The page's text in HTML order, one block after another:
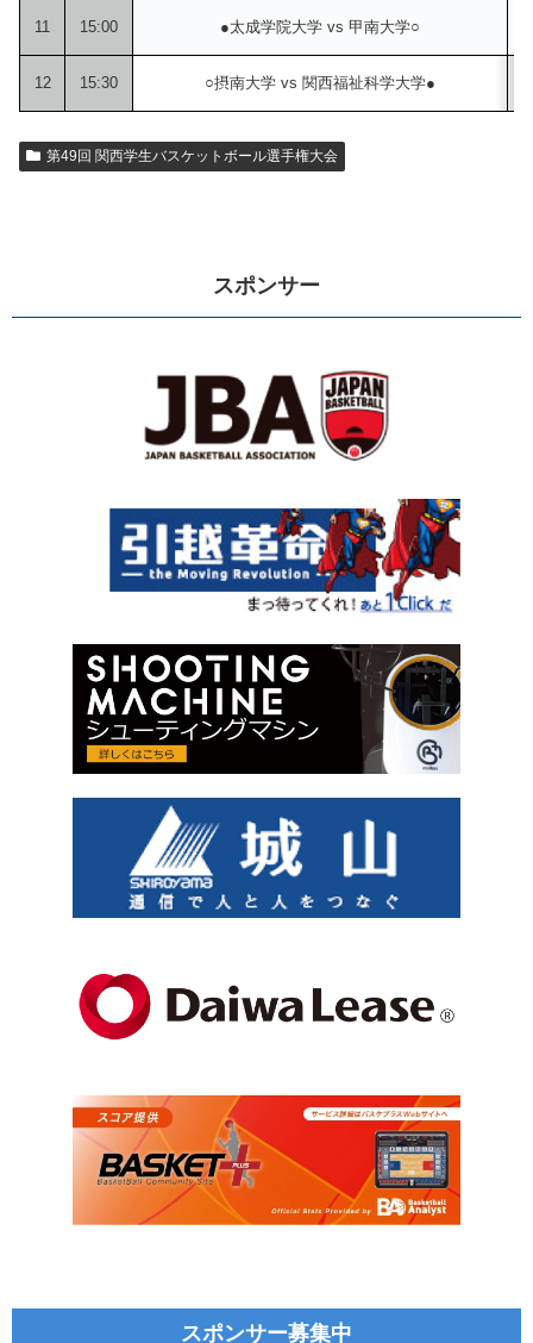
11 15:00 ●太成学院大学 vs 甲南大学○
12 15:30 ○摂南大学 vs 関西福祉科学大学●
第49回 関西学生バスケットボール選手権大会
スポンサー
スポンサー募集中